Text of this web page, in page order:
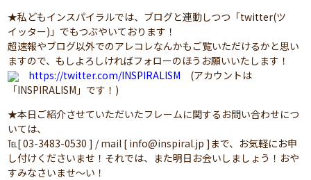
★私どもインスパイラルでは、ブログと連動しつつ「twitter(ツ
イッター)」でもつぶやいております！
超速報やブログ以外でのアレコレなんかもご覧いただけるかと思い
ますので、もしよろしければフォローのほうお願いいたします！
https://twitter.com/INSPIRALISM (アカウントは
「INSPIRALISM」です！)
★本日ご紹介させていただいたフレームに関するお問い合わせにつ
いては、
℡[ 03-3483-0530 ] / mail [ info@inspiral.jp ]まで、お気軽にお申
し付けくださいませ！それでは、また明日お会いしましょう！おや
すみなさいませ～い！